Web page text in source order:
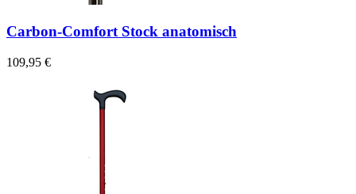
Carbon-Comfort Stock anatomisch
109,95 €